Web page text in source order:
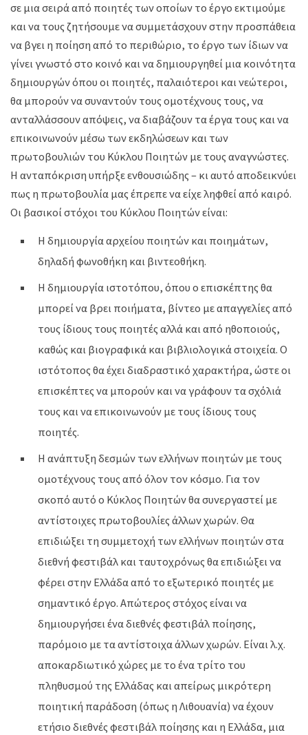
σε μια σειρά από ποιητές των οποίων το έργο εκτιμούμε
και να τους ζητήσουμε να συμμετάσχουν στην προσπάθεια
να βγει η ποίηση από το περιθώριο, το έργο των ίδιων να
γίνει γνωστό στο κοινό και να δημιουργηθεί μια κοινότητα
δημιουργών όπου οι ποιητές, παλαιότεροι και νεώτεροι,
θα μπορούν να συναντούν τους ομοτέχνους τους, να
ανταλλάσσουν απόψεις, να διαβάζουν τα έργα τους και να
επικοινωνούν μέσω των εκδηλώσεων και των
πρωτοβουλιών του Κύκλου Ποιητών με τους αναγνώστες.
Η ανταπόκριση υπήρξε ενθουσιώδης – κι αυτό αποδεικνύει
πως η πρωτοβουλία μας έπρεπε να είχε ληφθεί από καιρό.
Οι βασικοί στόχοι του Κύκλου Ποιητών είναι:
Η δημιουργία αρχείου ποιητών και ποιημάτων,
δηλαδή φωνοθήκη και βιντεοθήκη.
Η δημιουργία ιστοτόπου, όπου ο επισκέπτης θα
μπορεί να βρει ποιήματα, βίντεο με απαγγελίες από
τους ίδιους τους ποιητές αλλά και από ηθοποιούς,
καθώς και βιογραφικά και βιβλιολογικά στοιχεία. Ο
ιστότοπος θα έχει διαδραστικό χαρακτήρα, ώστε οι
επισκέπτες να μπορούν και να γράφουν τα σχόλιά
τους και να επικοινωνούν με τους ίδιους τους
ποιητές.
Η ανάπτυξη δεσμών των ελλήνων ποιητών με τους
ομοτέχνους τους από όλον τον κόσμο. Για τον
σκοπό αυτό ο Κύκλος Ποιητών θα συνεργαστεί με
αντίστοιχες πρωτοβουλίες άλλων χωρών. Θα
επιδιώξει τη συμμετοχή των ελλήνων ποιητών στα
διεθνή φεστιβάλ και ταυτοχρόνως θα επιδιώξει να
φέρει στην Ελλάδα από το εξωτερικό ποιητές με
σημαντικό έργο. Απώτερος στόχος είναι να
δημιουργήσει ένα διεθνές φεστιβάλ ποίησης,
παρόμοιο με τα αντίστοιχα άλλων χωρών. Είναι λ.χ.
αποκαρδιωτικό χώρες με το ένα τρίτο του
πληθυσμού της Ελλάδας και απείρως μικρότερη
ποιητική παράδοση (όπως η Λιθουανία) να έχουν
ετήσιο διεθνές φεστιβάλ ποίησης και η Ελλάδα, μια